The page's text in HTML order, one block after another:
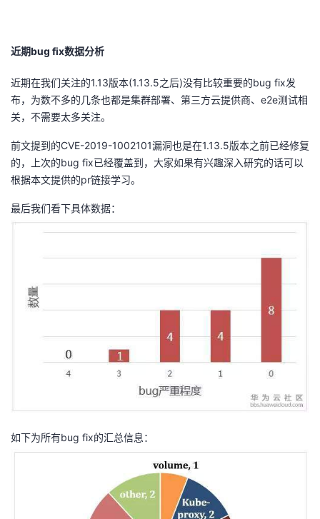
近期bug fix数据分析
近期在我们关注的1.13版本(1.13.5之后)没有比较重要的bug fix发
布，为数不多的几条也都是集群部署、第三方云提供商、e2e测试相
关，不需要太多关注。
前文提到的CVE-2019-1002101漏洞也是在1.13.5版本之前已经修复
的，上次的bug fix已经覆盖到，大家如果有兴趣深入研究的话可以
根据本文提供的pr链接学习。
最后我们看下具体数据：
如下为所有bug fix的汇总信息：